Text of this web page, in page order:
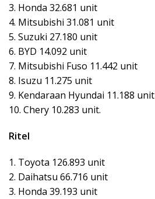
3. Honda 32.681 unit
4. Mitsubishi 31.081 unit
5. Suzuki 27.180 unit
6. BYD 14.092 unit
7. Mitsubishi Fuso 11.442 unit
8. Isuzu 11.275 unit
9. Kendaraan Hyundai 11.188 unit
10. Chery 10.283 unit.
Ritel
1. Toyota 126.893 unit
2. Daihatsu 66.716 unit
3. Honda 39.193 unit